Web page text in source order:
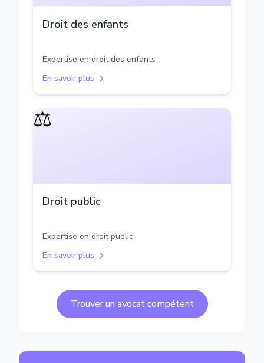
Droit des enfants
Expertise en droit des enfants
En savoir plus
⚖️
Droit public
Expertise en droit public
En savoir plus
Trouver un avocat compétent